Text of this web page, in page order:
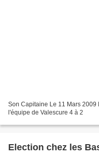
Son Capitaine Le 11 Mars 2009
l'équipe de Valescure 4 à 2
Election chez les